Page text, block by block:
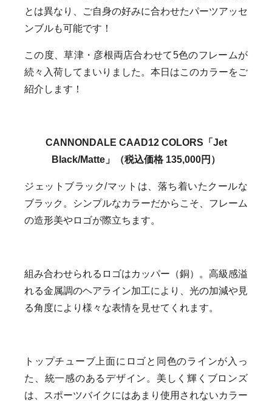
とは異なり、ご自身の好みに合わせたパーツアッセ
ンブルも可能です！
この度、草津・彦根両店合わせて5色のフレームが
続々入荷してまいりました。本日はこのカラーをご
紹介します！
CANNONDALE CAAD12 COLORS「Jet
Black/Matte」（税込価格 135,000円）
ジェットブラック/マットは、落ち着いたクールな
ブラック。シンプルなカラーだからこそ、フレーム
の造形美やロゴが際立ちます。
組み合わせられるロゴはカッパー（銅）。高級感溢
れる金属調のヘアライン加工により、光の加減や見
る角度により様々な表情を見せてくれます。
トップチューブ上面にロゴと同色のラインが入っ
た、統一感のあるデザイン。美しく輝くブロンズ
は、スポーツバイクにはあまり使用されないカラー